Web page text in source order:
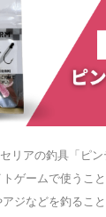
リアの釣具「ピ
ゲームで使うこ
ジなどを釣るこ